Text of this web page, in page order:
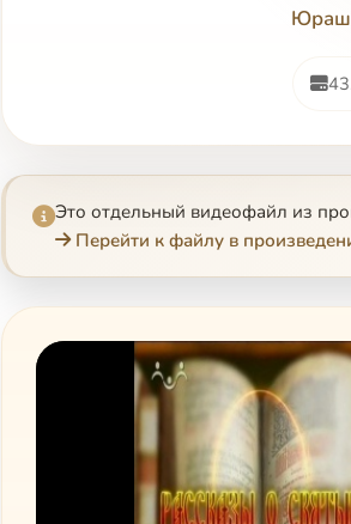
Это отдельный видеофайл из
Перейти к файлу в